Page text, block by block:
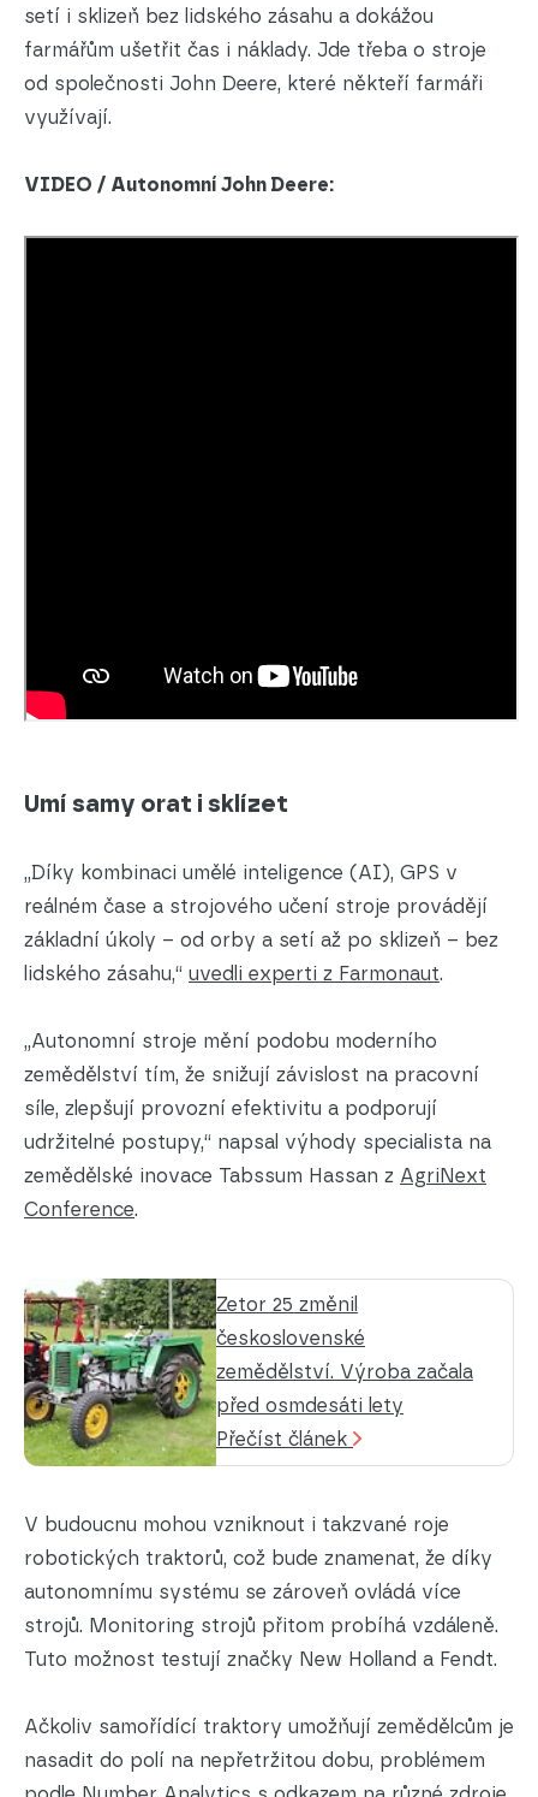
setí i sklizeň bez lidského zásahu a dokážou
farmářům ušetřit čas i náklady. Jde třeba o stroje
od společnosti John Deere, které někteří farmáři
využívají.
VIDEO / Autonomní John Deere:
Umí samy orat i sklízet
„Díky kombinaci umělé inteligence (AI), GPS v
reálném čase a strojového učení stroje provádějí
základní úkoly – od orby a setí až po sklizeň – bez
lidského zásahu,“ uvedli experti z Farmonaut.
„Autonomní stroje mění podobu moderního
zemědělství tím, že snižují závislost na pracovní
síle, zlepšují provozní efektivitu a podporují
udržitelné postupy,“ napsal výhody specialista na
zemědělské inovace Tabssum Hassan z AgriNext
Conference.
Zetor 25 změnil
československé
zemědělství. Výroba začala
před osmdesáti lety
Přečíst článek
V budoucnu mohou vzniknout i takzvané roje
robotických traktorů, což bude znamenat, že díky
autonomnímu systému se zároveň ovládá více
strojů. Monitoring strojů přitom probíhá vzdáleně.
Tuto možnost testují značky New Holland a Fendt.
Ačkoliv samořídící traktory umožňují zemědělcům je
nasadit do polí na nepřetržitou dobu, problémem